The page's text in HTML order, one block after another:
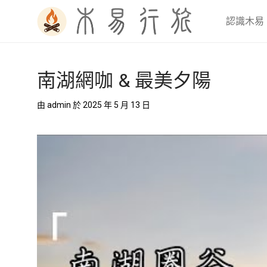
認識木易
南湖網咖 & 最美夕陽
由 admin 於 2025 年 5 月 13 日